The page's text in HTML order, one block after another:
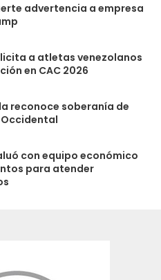
advertencia a empresa
a atletas venezolanos
en CAC 2026
reconoce soberanía de
con equipo económico
para atender